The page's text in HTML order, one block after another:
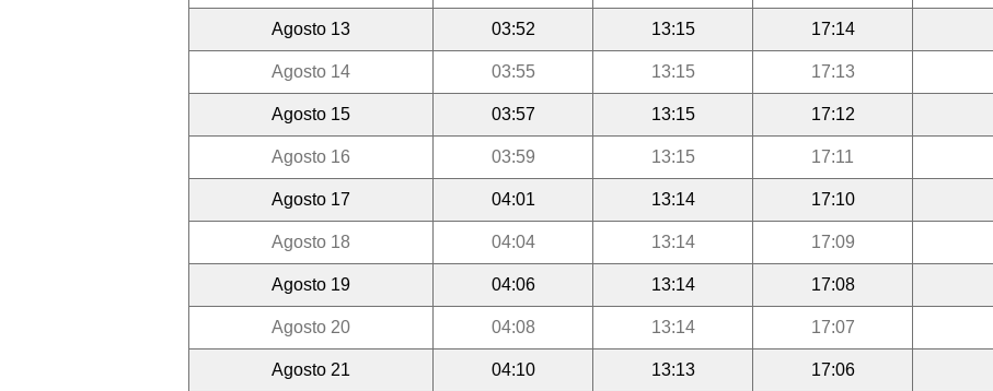
Agosto 13 03:52 13:15 17:14
Agosto 14 03:55 13:15 17:13
Agosto 15 03:57 13:15 17:12
Agosto 16 03:59 13:15 17:11
Agosto 17 04:01 13:14 17:10
Agosto 18 04:04 13:14 17:09
Agosto 19 04:06 13:14 17:08
Agosto 20 04:08 13:14 17:07
Agosto 21 04:10 13:13 17:06